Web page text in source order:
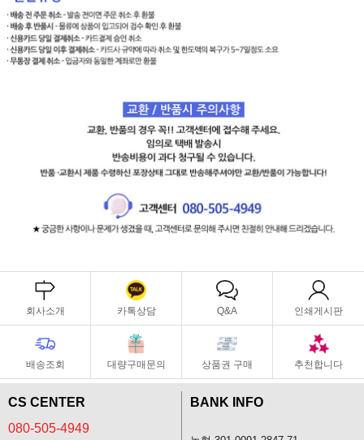
회사소개 카톡상담 Q&A 인쇄게시판
배송조회 대량구매문의 상품권 구매 추천합니다
CS CENTER
080-505-4949
BANK INFO